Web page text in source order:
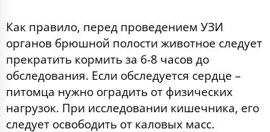
Как правило, перед проведением УЗИ
органов брюшной полости животное следует
прекратить кормить за 6-8 часов до
обследования. Если обследуется сердце –
питомца нужно оградить от физических
нагрузок. При исследовании кишечника, его
следует освободить от каловых масс.